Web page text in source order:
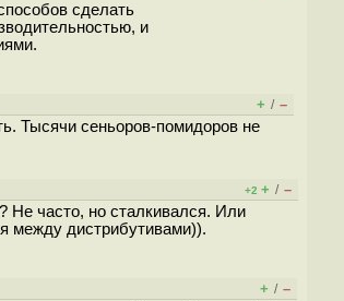
сделать
и
+ / –
Тысячи сеньоров-помидоров не
+2 + / –
Не часто, но сталкивался. Или
между дистрибутивами)).
+ / –